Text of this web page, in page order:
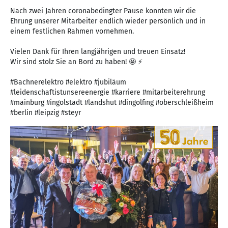
Nach zwei Jahren coronabedingter Pause konnten wir die
Ehrung unserer Mitarbeiter endlich wieder persönlich und in
einem festlichen Rahmen vornehmen.
Vielen Dank für Ihren langjährigen und treuen Einsatz!
Wir sind stolz Sie an Bord zu haben! 🤩 ⚡️
#Bachnerelektro #elektro #jubiläum
#leidenschaftistunsereenergie #karriere #mitarbeiterehrung
#mainburg #ingolstadt #landshut #dingolfing #oberschleißheim
#berlin #leipzig #steyr